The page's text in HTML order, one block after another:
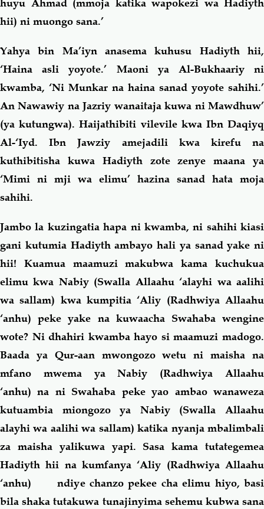
huyu Ahmad (mmoja katika wapokezi wa Hadiyth
hii) ni muongo sana.’
Yahya bin Ma’iyn anasema kuhusu Hadiyth hii,
‘Haina asli yoyote.’ Maoni ya Al-Bukhaariy ni
kwamba, ‘Ni Munkar na haina sanad yoyote sahihi.’
An Nawawiy na Jazriy wanaitaja kuwa ni Mawdhuw’
(ya kutungwa). Haijathibiti vilevile kwa Ibn Daqiyq
Al-‘Iyd. Ibn Jawziy amejadili kwa kirefu na
kuthibitisha kuwa Hadiyth zote zenye maana ya
‘Mimi ni mji wa elimu’ hazina sanad hata moja
sahihi.
Jambo la kuzingatia hapa ni kwamba, ni sahihi kiasi
gani kutumia Hadiyth ambayo hali ya sanad yake ni
hii! Kuamua maamuzi makubwa kama kuchukua
elimu kwa Nabiy (Swalla Allaahu ‘alayhi wa aalihi
wa sallam) kwa kumpitia ‘Aliy (Radhwiya Allaahu
‘anhu) peke yake na kuwaacha Swahaba wengine
wote? Ni dhahiri kwamba hayo si maamuzi madogo.
Baada ya Qur-aan mwongozo wetu ni maisha na
mfano mwema ya Nabiy (Radhwiya Allaahu
‘anhu) na ni Swahaba peke yao ambao wanaweza
kutuambia miongozo ya Nabiy (Swalla Allaahu
alayhi wa aalihi wa sallam) katika nyanja mbalimbali
za maisha yalikuwa yapi. Sasa kama tutategemea
Hadiyth hii na kumfanya ‘Aliy (Radhwiya Allaahu
‘anhu) ndiye chanzo pekee cha elimu hiyo, basi
bila shaka tutakuwa tunajinyima sehemu kubwa sana